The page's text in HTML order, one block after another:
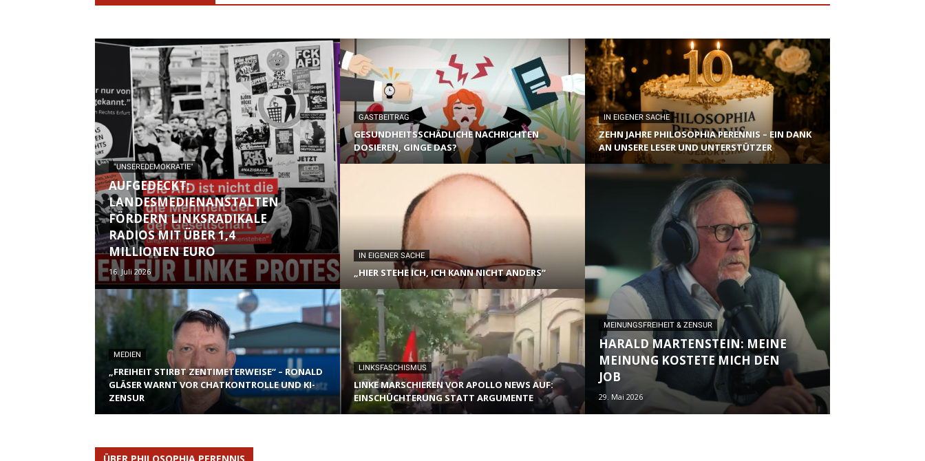
"UNSEREDEMOKRATIE"
AUFGEDECKT:
LANDESMEDIENANSTALTEN
FÖRDERN LINKSRADIKALE
RADIOS MIT ÜBER 1,4
MILLIONEN EURO
16. Juli 2026
MEDIEN
„FREIHEIT STIRBT ZENTIMETERWEISE“ – RONALD
GLÄSER WARNT VOR CHATKONTROLLE UND KI-
ZENSUR
GASTBEITRAG
GESUNDHEITSSCHÄDLICHE NACHRICHTEN
DOSIEREN, GINGE DAS?
IN EIGENER SACHE
„HIER STEHE ICH, ICH KANN NICHT ANDERS“
LINKSFASCHISMUS
LINKE MARSCHIEREN VOR APOLLO NEWS AUF:
EINSCHÜCHTERUNG STATT ARGUMENTE
IN EIGENER SACHE
ZEHN JAHRE PHILOSOPHIA PERENNIS – EIN DANK
AN UNSERE LESER UND UNTERSTÜTZER
MEINUNGSFREIHEIT & ZENSUR
HARALD MARTENSTEIN: MEINE
MEINUNG KOSTETE MICH DEN
JOB
29. Mai 2026
ÜBER PHILOSOPHIA PERENNIS